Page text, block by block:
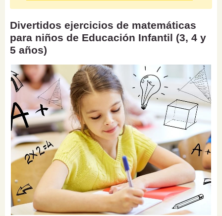
Divertidos ejercicios de matemáticas
para niños de Educación Infantil (3, 4 y
5 años)